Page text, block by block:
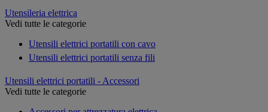
Utensileria elettrica
Vedi tutte le categorie
Utensili elettrici portatili con cavo
Utensili elettrici portatili senza fili
Utensili elettrici portatili - Accessori
Vedi tutte le categorie